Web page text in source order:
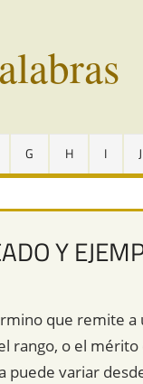
G H I J
Y
que remite
rango, o el
puede variar